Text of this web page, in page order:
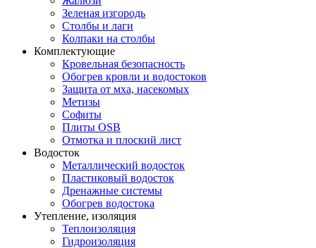
Зеленая изгородь
Столбы и лаги
Колпаки на столбы
Комплектующие
Кровельная безопасность
Обогрев кровли и водостоков
Защита от мха, насекомых
Метизы
Софиты
Плиты OSB
Отмотка и плоский лист
Водосток
Металлический водосток
Пластиковый водосток
Дренажные системы
Обогрев водостока
Утепление, изоляция
Теплоизоляция
Гидроизоляция